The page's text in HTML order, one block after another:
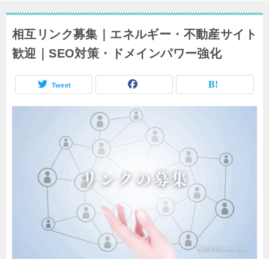
相互リンク募集｜エネルギー・不動産サイト
歓迎｜SEO対策・ドメインパワー強化
Tweet